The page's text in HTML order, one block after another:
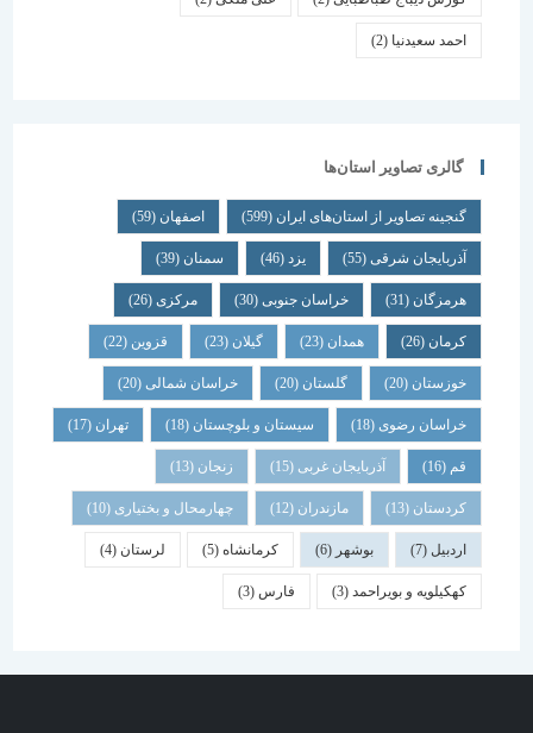
احمد سعیدنیا (2)
گالری تصاویر استان‌ها
گنجینه تصاویر از استان‌های ایران(599) اصفهان (59)
آذربایجان شرقی(55) یزد سمنان (39)
هرمزگان(31) خراسان جنوبی(30) مرکزی (26)
همدان گیلان قزوین
خوزستان(20) گلستان (20) خراسان شمالی(20)
خراسان رضوی(18) سیستان و بلوچستان(18) تهران
آذربایجان غربی(15) زنجان
کردستان(13) مازندران(12) چهارمحال و بختیاری (10)
بوشهر کرمانشاه(5) لرستان (4)
کهکیلویه و بویراحمد(3) فارس